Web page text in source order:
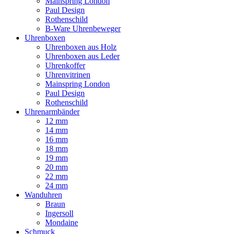
Paul Design
Rothenschild
B-Ware Uhrenbeweger
Uhrenboxen
Uhrenboxen aus Holz
Uhrenboxen aus Leder
Uhrenkoffer
Uhrenvitrinen
Mainspring London
Paul Design
Rothenschild
Uhrenarmbänder
12 mm
14 mm
16 mm
18 mm
19 mm
20 mm
22 mm
24 mm
Wanduhren
Braun
Ingersoll
Mondaine
Schmuck